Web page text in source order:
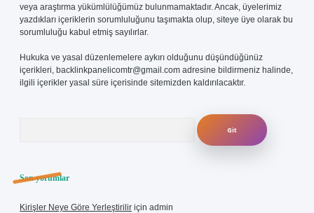
veya araştırma yükümlülüğümüz bulunmamaktadır. Ancak, üyelerimiz
yazdıkları içeriklerin sorumluluğunu taşımakta olup, siteye üye olarak bu
sorumluluğu kabul etmiş sayılırlar.
Hukuka ve yasal düzenlemelere aykırı olduğunu düşündüğünüz
içerikleri, backlinkpanelicomtr@gmail.com adresine bildirmeniz halinde,
ilgili içerikler yasal süre içerisinde sitemizden kaldırılacaktır.
Son yorumlar
Kirişler Neye Göre Yerleştirilir için admin